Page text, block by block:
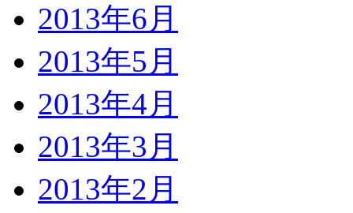
2013年6月
2013年5月
2013年4月
2013年3月
2013年2月